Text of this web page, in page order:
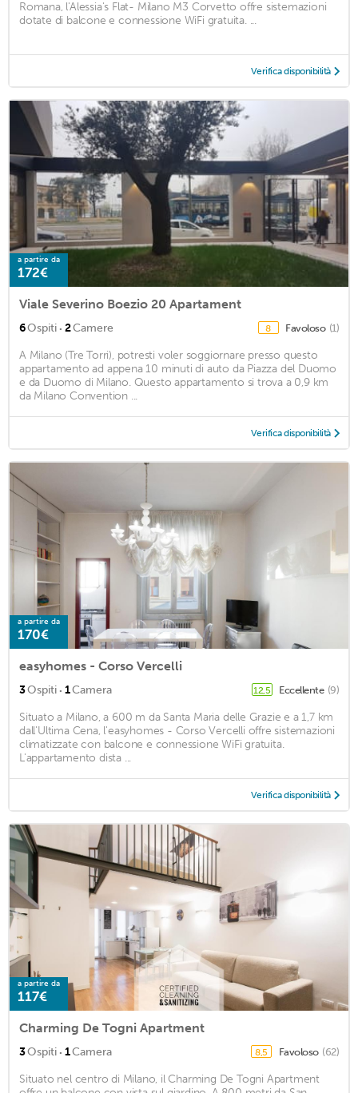
Romana, l'Alessia's Flat- Milano M3 Corvetto offre sistemazioni
dotate di balcone e connessione WiFi gratuita. ...
Verifica disponibilità
a partire da
172€
Viale Severino Boezio 20 Apartament
6Ospiti · 2Camere 8 Favoloso (1)
A Milano (Tre Torri), potresti voler soggiornare presso questo
appartamento ad appena 10 minuti di auto da Piazza del Duomo
e da Duomo di Milano. Questo appartamento si trova a 0,9 km
da Milano Convention ...
Verifica disponibilità
a partire da
170€
easyhomes - Corso Vercelli
3Ospiti · 1Camera 12,5 Eccellente (9)
Situato a Milano, a 600 m da Santa Maria delle Grazie e a 1,7 km
dall'Ultima Cena, l'easyhomes - Corso Vercelli offre sistemazioni
climatizzate con balcone e connessione WiFi gratuita.
L'appartamento dista ...
Verifica disponibilità
a partire da
117€
Charming De Togni Apartment
3Ospiti · 1Camera 8,5 Favoloso (62)
Situato nel centro di Milano, il Charming De Togni Apartment